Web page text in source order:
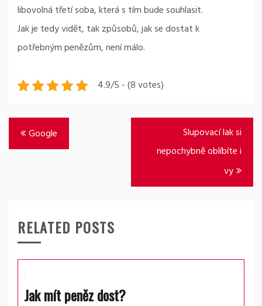
libovolná třetí soba, která s tím bude souhlasit.
Jak je tedy vidět, tak způsobů, jak se dostat k
potřebným penězům, není málo.
4.9/5 - (8 votes)
Navigace
pro
Google
Slupovací lak si
nepochybně oblíbíte i
vy
RELATED POSTS
Jak mít peněz dost?